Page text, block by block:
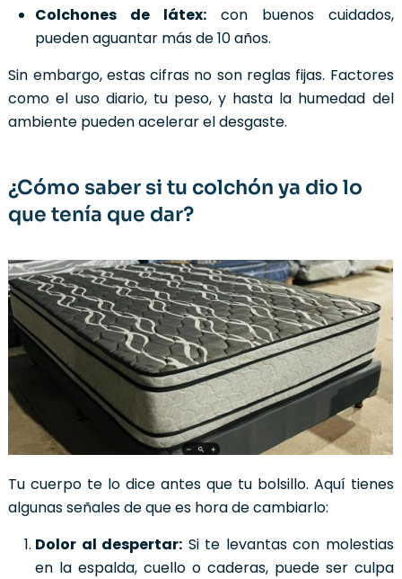
Colchones de látex: con buenos cuidados,
pueden aguantar más de 10 años.
Sin embargo, estas cifras no son reglas fijas. Factores
como el uso diario, tu peso, y hasta la humedad del
ambiente pueden acelerar el desgaste.
¿Cómo saber si tu colchón ya dio lo
que tenía que dar?
Tu cuerpo te lo dice antes que tu bolsillo. Aquí tienes
algunas señales de que es hora de cambiarlo:
Dolor al despertar: Si te levantas con molestias
en la espalda, cuello o caderas, puede ser culpa